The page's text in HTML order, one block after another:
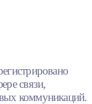
связи,
коммуникаций.